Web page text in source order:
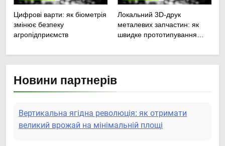
Цифрові варти: як біометрія
змінює безпеку
агропідприємств
Локальний 3D-друк
металевих запчастин: як
швидке прототипування
Новини партнерів
Вертикальна ягідна революція: як отримати
великий врожай на мінімальній площі